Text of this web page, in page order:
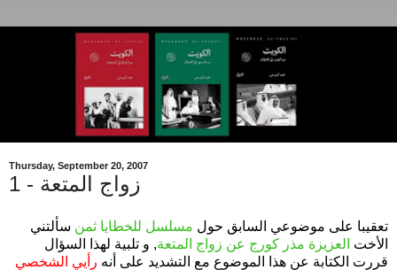
Thursday, September 20, 2007
زواج المتعة - 1
تعقيبا على موضوعي السابق حول مسلسل للخطايا ثمن سألتني
الأخت العزيزة مذر كورج عن زواج المتعة, و تلبية لهذا السؤال
قررت الكتابة عن هذا الموضوع مع التشديد على أنه رأيي الشخصي